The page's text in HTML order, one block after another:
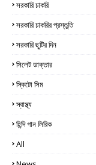
সরকারি চাকরি
সরকারি চাকরির প্রস্তুতি
সরকারি ছুটির দিন
সিলেট ডাক্তার
স্কিটো সিম
স্বাস্থ্য
হিন্দি গান লিরিক
All